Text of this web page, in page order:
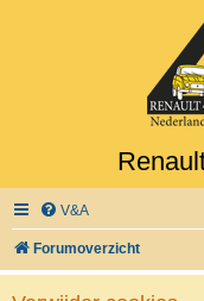
V&A
Forumoverzicht